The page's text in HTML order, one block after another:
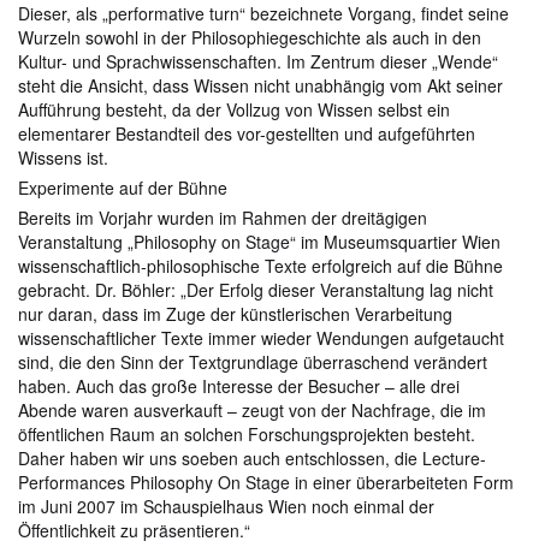
Dieser, als „performative turn“ bezeichnete Vorgang, findet seine
Wurzeln sowohl in der Philosophiegeschichte als auch in den
Kultur- und Sprachwissenschaften. Im Zentrum dieser „Wende“
steht die Ansicht, dass Wissen nicht unabhängig vom Akt seiner
Aufführung besteht, da der Vollzug von Wissen selbst ein
elementarer Bestandteil des vor-gestellten und aufgeführten
Wissens ist.
Experimente auf der Bühne
Bereits im Vorjahr wurden im Rahmen der dreitägigen
Veranstaltung „Philosophy on Stage“ im Museumsquartier Wien
wissenschaftlich-philosophische Texte erfolgreich auf die Bühne
gebracht. Dr. Böhler: „Der Erfolg dieser Veranstaltung lag nicht
nur daran, dass im Zuge der künstlerischen Verarbeitung
wissenschaftlicher Texte immer wieder Wendungen aufgetaucht
sind, die den Sinn der Textgrundlage überraschend verändert
haben. Auch das große Interesse der Besucher – alle drei
Abende waren ausverkauft – zeugt von der Nachfrage, die im
öffentlichen Raum an solchen Forschungsprojekten besteht.
Daher haben wir uns soeben auch entschlossen, die Lecture-
Performances Philosophy On Stage in einer überarbeiteten Form
im Juni 2007 im Schauspielhaus Wien noch einmal der
Öffentlichkeit zu präsentieren.“